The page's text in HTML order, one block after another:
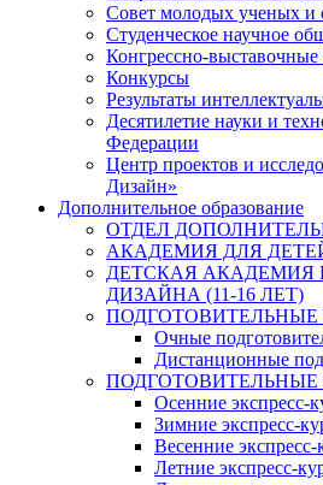
Совет молодых ученых и
Студенческое научное
Конгрессно-
Конкурсы
Результаты
Десятилетие науки и
Федерации
Центр проектов и
Дизайн»
Дополнительное образование
ОТДЕЛ
АКАДЕМИЯ ДЛЯ ДЕТЕЙ
ДЕТСКАЯ АКАДЕМИЯ
ДИЗАЙНА (11-16 ЛЕТ)
ПОДГОТОВИТЕЛЬНЫЕ
Очные
Дистанционные
Осенние экспресс-
Зимние экспресс-
Весенние
Летние экспресс-